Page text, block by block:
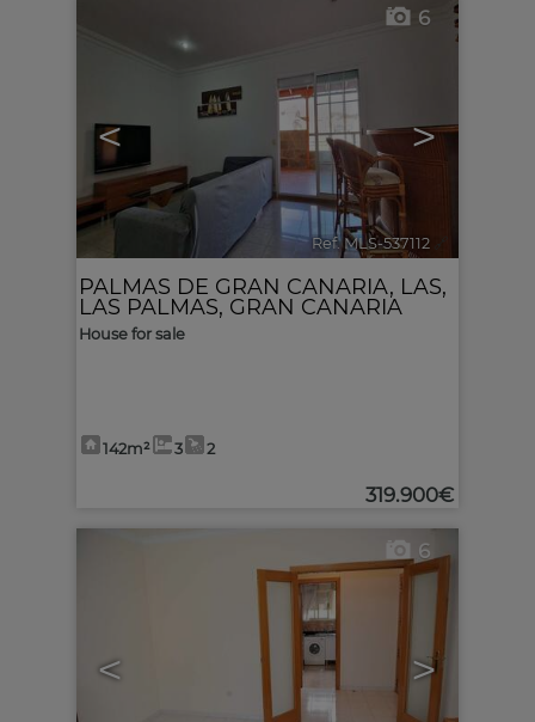
< >
6
Ref. MLS-537112 🔗
PALMAS DE GRAN CANARIA, LAS,
LAS PALMAS, GRAN CANARIA
House for sale
142m² 3 2
319.900€
< >
6